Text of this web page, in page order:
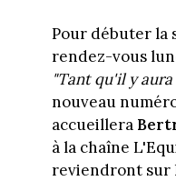
Pour débuter la
rendez-vous
"Tant qu'il y aura
nouveau
accueillera
à la chaîne
reviendront sur